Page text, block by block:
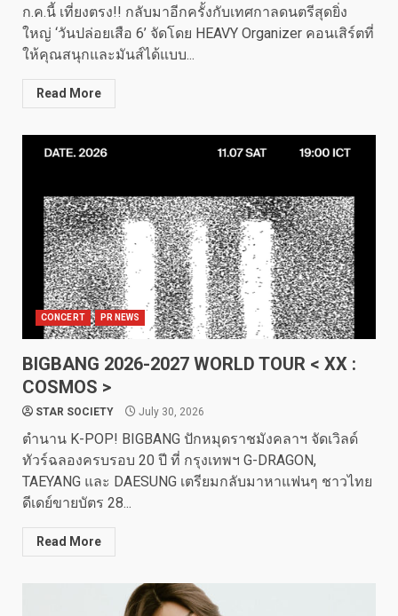
ก.ค.นี้ เที่ยงตรง!! กลับมาอีกครั้งกับเทศกาลดนตรีสุดยิ่ง
ใหญ่ ‘วันปล่อยเสือ 6’ จัดโดย HEAVY Organizer คอนเสิร์ตที่
ให้คุณสนุกและมันส์ได้แบบ...
Read More
CONCERT PR NEWS
BIGBANG 2026-2027 WORLD TOUR < XX :
COSMOS >
STAR SOCIETY July 30, 2026
ตำนาน K-POP! BIGBANG ปักหมุดราชมังคลาฯ จัดเวิลด์
ทัวร์ฉลองครบรอบ 20 ปี ที่ กรุงเทพฯ G-DRAGON,
TAEYANG และ DAESUNG เตรียมกลับมาหาแฟนๆ ชาวไทย
ดีเดย์ขายบัตร 28...
Read More